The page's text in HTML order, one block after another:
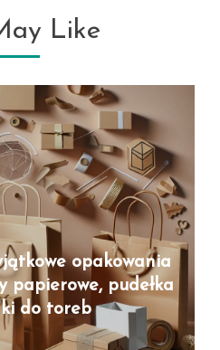
Like
opakowania
papierowe, pudełka
do toreb